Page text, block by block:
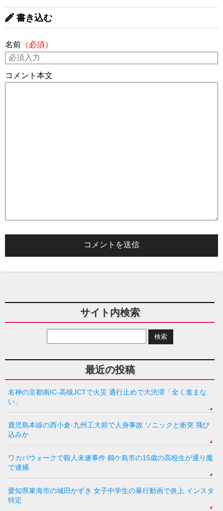
書き込む
名前 （必須）
コメント本文
サイト内検索
最近の投稿
名神の京都南IC-高槻JCTで火災 通行止めで大渋滞「全く進まな
い」
鹿児島本線の西小倉-九州工大前で人身事故 ソニックと衝突 飛び
込みか
ワカバウォークで殺人未遂事件 鶴ケ島市の15歳の高校生が通り魔
で逮捕
愛知県東海市の城田かずき 女子中学生の暴行動画で炎上 インスタ
特定